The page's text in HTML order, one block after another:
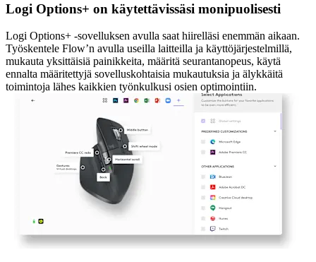
Logi Options+ on käytettävissäsi monipuolisesti
Logi Options+ -sovelluksen avulla saat hiirelläsi enemmän aikaan.
Työskentele Flow’n avulla useilla laitteilla ja käyttöjärjestelmillä,
mukauta yksittäisiä painikkeita, määritä seurantanopeus, käytä
ennalta määritettyjä sovelluskohtaisia mukautuksia ja älykkäitä
toimintoja lähes kaikkien työnkulkusi osien optimointiin.